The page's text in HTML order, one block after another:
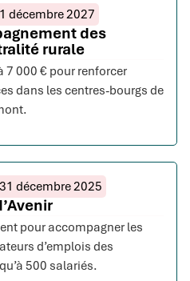
décembre 2027
des
rurale
7 000 € pour renforcer
dans les centres-bourgs de
31 décembre 2025
pour accompagner les
d’emplois des
500 salariés.